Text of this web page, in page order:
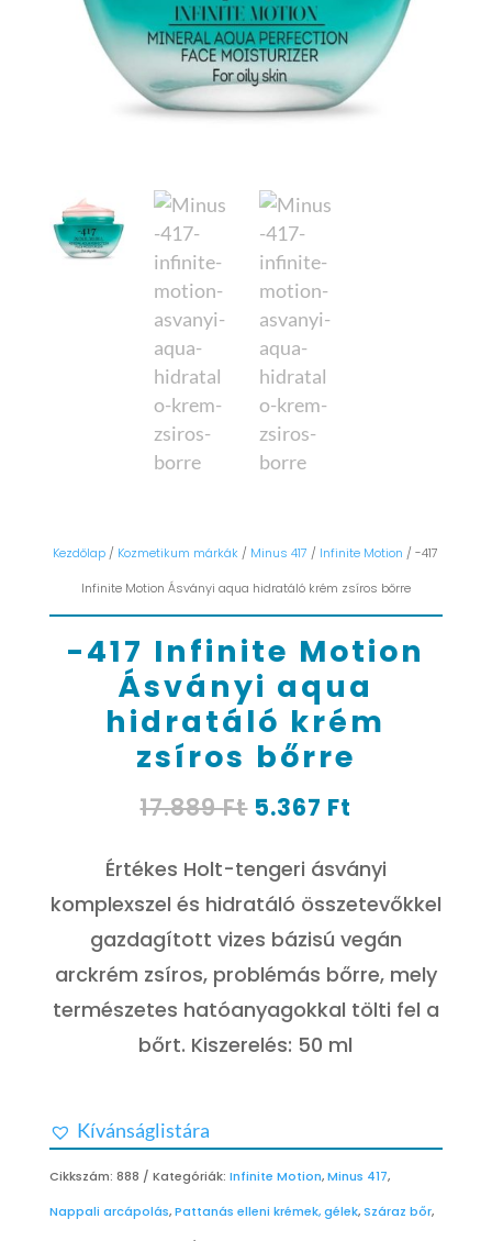
Kezdőlap / Kozmetikum márkák / Minus 417 / Infinite Motion / -417
Infinite Motion Ásványi aqua hidratáló krém zsíros bőrre
-417 Infinite Motion
Ásványi aqua
hidratáló krém
zsíros bőrre
17.889Ft Original
17.889 Ft.
5.367 Ft
5.367 Ft.
Értékes Holt-tengeri ásványi
komplexszel és hidratáló összetevőkkel
gazdagított vizes bázisú vegán
arckrém zsíros, problémás bőrre, mely
természetes hatóanyagokkal tölti fel a
bőrt. Kiszerelés: 50 ml
Kívánságlistára
Cikkszám: 888 Kategóriák: Infinite Motion,Minus 417,
Nappali arcápolás,Pattanás elleni krémek, gélek,Száraz bőr,